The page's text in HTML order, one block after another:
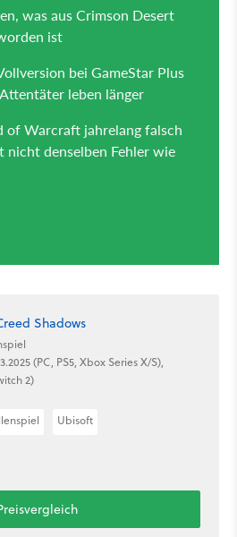
Shadows
(PC, PS5, Xbox Series X/S),
2)
Ubisoft